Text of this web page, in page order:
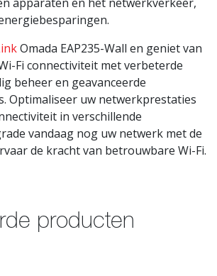
Omada EAP235-Wall en geniet van
Fi connectiviteit met verbeterde
beheer en geavanceerde
Optimaliseer uw netwerkprestaties
in verschillende
vandaag nog uw netwerk met de
de kracht van betrouwbare Wi-Fi.
producten